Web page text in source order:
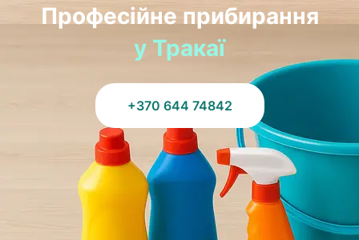
Професійне прибирання
у Тракаї
+370 644 74842